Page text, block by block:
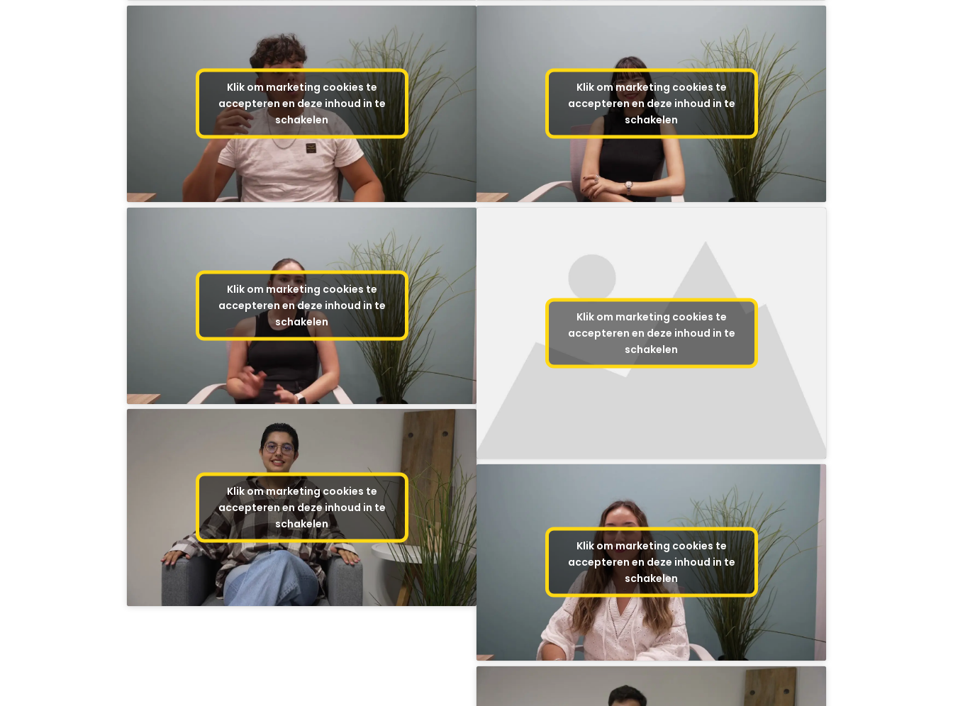
Klik om marketing cookies te
accepteren en deze inhoud in te
schakelen
Klik om marketing cookies te
accepteren en deze inhoud in te
schakelen
Klik om marketing cookies te
accepteren en deze inhoud in te
schakelen
Klik om marketing cookies te
accepteren en deze inhoud in te
schakelen
Klik om marketing cookies te
accepteren en deze inhoud in te
schakelen
Klik om marketing cookies te
accepteren en deze inhoud in te
schakelen